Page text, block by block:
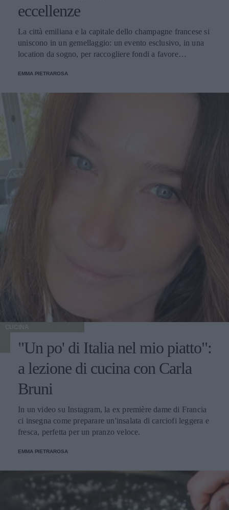
eccellenze
La città emiliana e la capitale dello champagne francese si
uniscono in un gemellaggio: un evento esclusivo, in una
location da sogno, per raccogliere fondi a favore
EMMA PIETRAROSA
CUCINA
"Un po' di Italia nel mio piatto":
a lezione di cucina con Carla
Bruni
In un video su Instagram, la ex première dame di Francia
ci insegna come preparare un'insalata di carciofi leggera e
fresca, perfetta per un pranzo veloce.
EMMA PIETRAROSA